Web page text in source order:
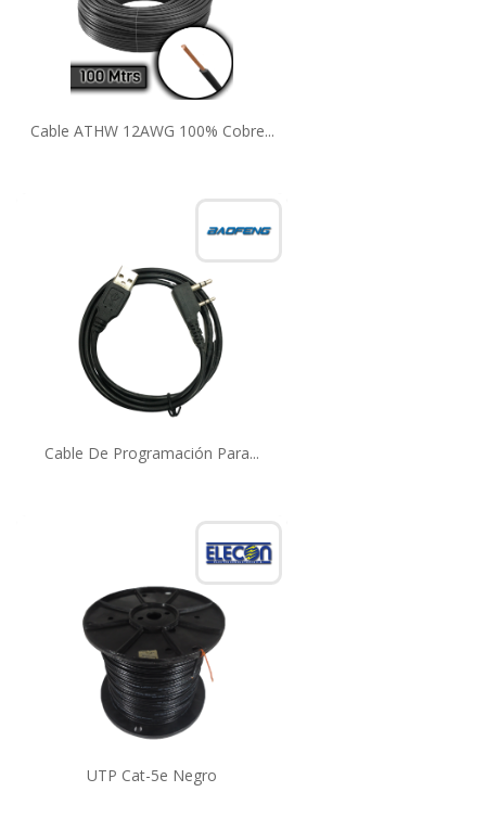
Cable ATHW 12AWG 100% Cobre...
Cable De Programación Para...
UTP Cat-5e Negro